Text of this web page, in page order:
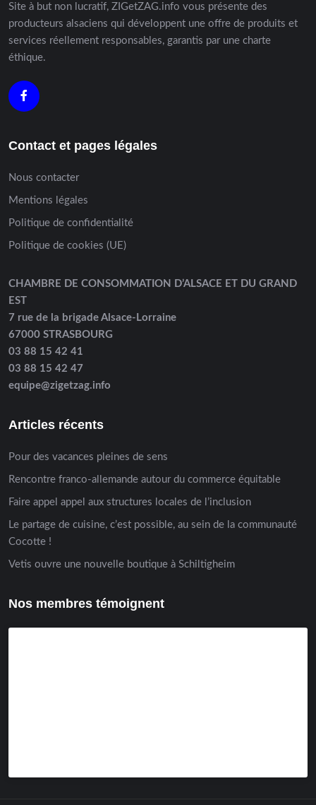
Site à but non lucratif, ZIGetZAG.info vous présente des
producteurs alsaciens qui développent une offre de produits et
services réellement responsables, garantis par une charte
éthique.
Contact et pages légales
Nous contacter
Mentions légales
Politique de confidentialité
Politique de cookies (UE)
CHAMBRE DE CONSOMMATION D’ALSACE ET DU GRAND
EST
7 rue de la brigade Alsace-Lorraine
67000 STRASBOURG
03 88 15 42 41
03 88 15 42 47
equipe@zigetzag.info
Articles récents
Pour des vacances pleines de sens
Rencontre franco-allemande autour du commerce équitable
Faire appel appel aux structures locales de l’inclusion
Le partage de cuisine, c’est possible, au sein de la communauté
Cocotte !
Vetis ouvre une nouvelle boutique à Schiltigheim
Nos membres témoignent